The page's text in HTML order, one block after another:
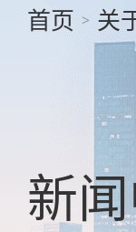
首页 > 关
新